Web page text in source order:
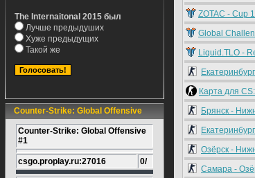
The Internaitonal 2015 был
Лучше предыдуших
Хуже предыдущих
Такой же
Counter-Strike: Global Offensive
Counter-Strike: Global Offensive
#1
csgo.proplay.ru:27016 0/
ZOTAC - Cup
Global
Liquid.TLO -
Карта для
Брянск -
Озёрск -
Самара -